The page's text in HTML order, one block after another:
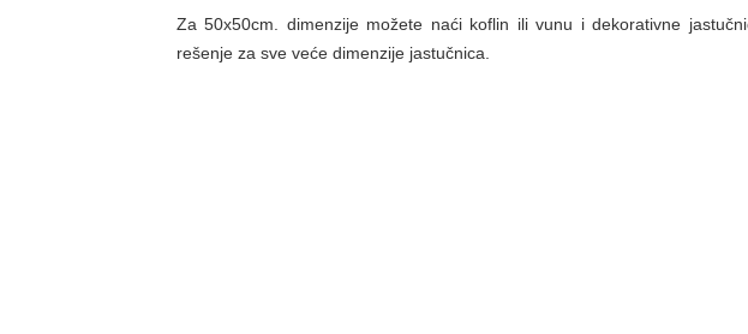
Za 50x50cm. dimenzije možete naći koflin ili vunu i dekorativne
rešenje za sve veće dimenzije jastučnica.